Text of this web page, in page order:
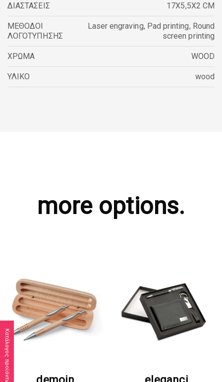
Κατάλογος προϊόντων
ΔΙΑΣΤΑΣΕΙΣ 17X5,5X2 CM
ΜΕΘΟΔΟΙ
ΛΟΓΟΤΥΠΗΣΗΣ
Laser engraving, Pad printing, Round
screen printing
ΧΡΩΜΑ WOOD
ΥΛΙΚΟ wood
more options.